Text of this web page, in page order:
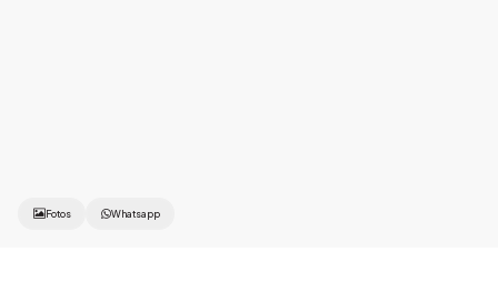
Fotos Whatsapp